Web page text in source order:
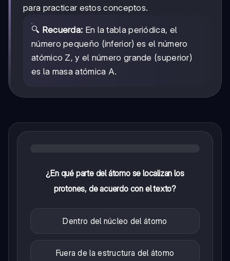
para practicar estos conceptos.
🔍 Recuerda: En la tabla periódica, el
número pequeño (inferior) es el número
atómico Z, y el número grande (superior)
es la masa atómica A.
¿En qué parte del átomo se localizan los
protones, de acuerdo con el texto?
Dentro del núcleo del átomo
Fuera de la estructura del átomo